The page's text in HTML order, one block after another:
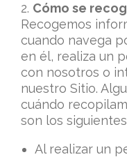
2. Cómo se
Recogemos
cuando navega
en él, realiza un
con nosotros o
nuestro Sitio.
cuándo
son los
Al realizar un